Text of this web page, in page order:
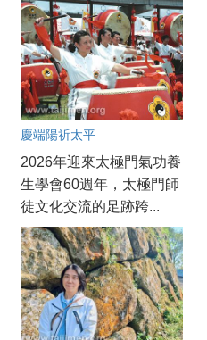
慶端陽祈太平
2026年迎來太極門氣功養
生學會60週年，太極門師
徒文化交流的足跡跨...